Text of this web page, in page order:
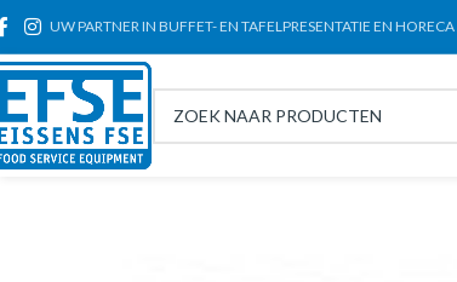
UW PARTNER IN BUFFET- EN TAFELPRESENTATIE EN